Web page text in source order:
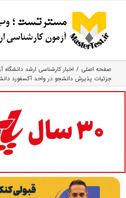
content
صفحه اصلی
اخبار کارشناسی ارشد دانشگاه
جزئیات پذیرش دانشجو در واحد آکسفورد